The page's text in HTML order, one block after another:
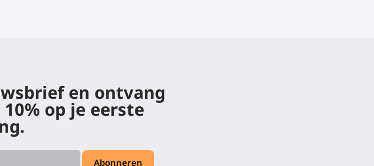
en ontvang
op je eerste